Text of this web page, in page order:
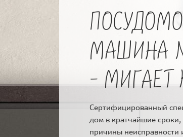
МАШИНА
- МИГАЕТ
Сертифицированный
дом в кратчайшие
причины неисправности